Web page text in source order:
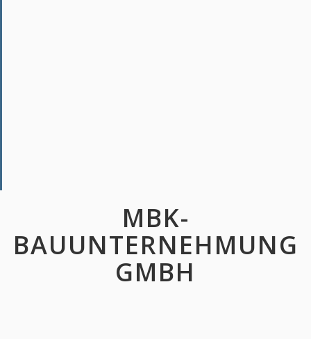
MBK-
BAUUNTERNEHMUNG
GMBH